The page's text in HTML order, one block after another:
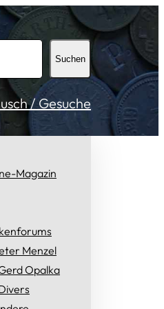
Suchen
/ Gesuche
Magazin
Menzel
Opalka